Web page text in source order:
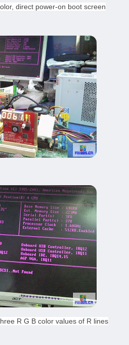
direct power-on boot screen
R G B color values of R lines